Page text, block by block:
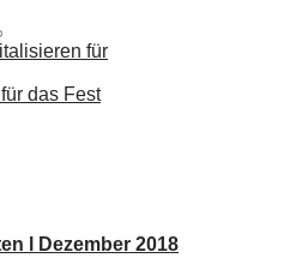
für
das Fest
l Dezember 2018